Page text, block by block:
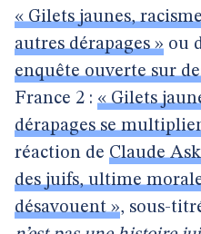
« Gilets jaunes,
autres dérapages » ou
enquête ouverte sur
France 2 : « Gilets
dérapages se
réaction de Claude
des juifs, ultime
désavouent », sous-